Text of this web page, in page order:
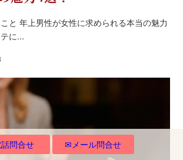
と 年上男性が女性に求められる本当の魅力
に...
問合せ ✉メール問合せ